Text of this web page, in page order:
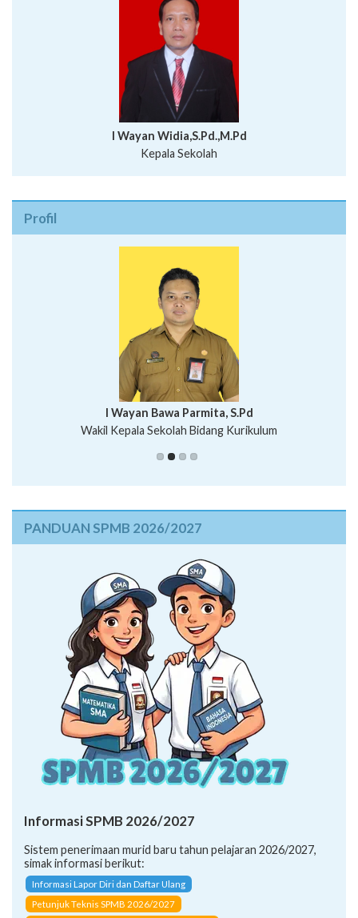
I Wayan Widia,S.Pd.,M.Pd
Kepala Sekolah
Profil
Putu Suhartana, S.Pd.
I Wayan Bawa Parmita, S.Pd
Wakil Kepala Sekolah Bidang Kurikulum
I Wayan Gede Aditya Pratita, S.Pd., M.Sn
Ni Wayan Nopi Sutantri, S.Pd.
PANDUAN SPMB 2026/2027
Informasi SPMB 2026/2027
Sistem penerimaan murid baru tahun pelajaran 2026/2027,
simak informasi berikut:
Informasi Lapor Diri dan Daftar Ulang
Petunjuk Teknis SPMB 2026/2027